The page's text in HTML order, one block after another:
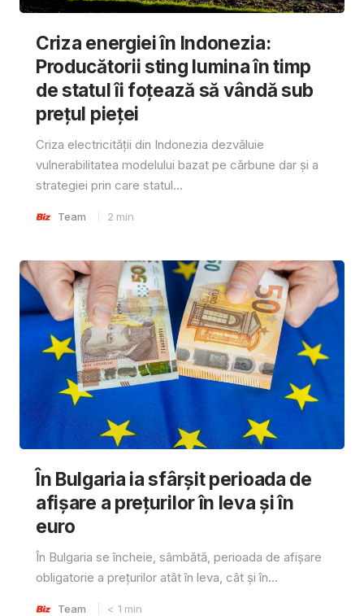
Criza energiei în Indonezia:
Producătorii sting lumina în timp
de statul îi foțează să vândă sub
prețul pieței
Criza electricității din Indonezia dezvăluie
vulnerabilitatea modelului bazat pe cărbune dar și a
strategiei prin care statul...
Team 2 min
În Bulgaria ia sfârşit perioada de
afișare a prețurilor în ​​leva și în
euro
În Bulgaria se încheie, sâmbătă, perioada de afișare
obligatorie a prețurilor atât în ​​leva, cât și în...
Team < 1 min